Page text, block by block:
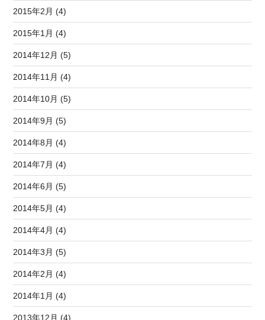
2015年2月 (4)
2015年1月 (4)
2014年12月 (5)
2014年11月 (4)
2014年10月 (5)
2014年9月 (5)
2014年8月 (4)
2014年7月 (4)
2014年6月 (5)
2014年5月 (4)
2014年4月 (4)
2014年3月 (5)
2014年2月 (4)
2014年1月 (4)
2013年12月 (4)